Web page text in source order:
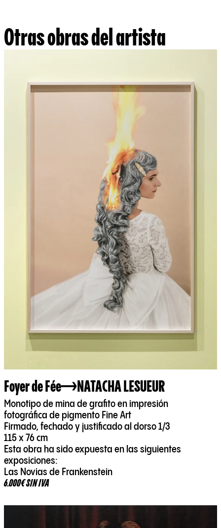
Otras obras del artista
Foyer de Fée NATACHA LESUEUR
Monotipo de mina de grafito en impresión
fotográfica de pigmento Fine Art
Firmado, fechado y justificado al dorso 1/3
115 x 76 cm
Esta obra ha sido expuesta en las siguientes
exposiciones:
Las Novias de Frankenstein
6.000€ SIN IVA